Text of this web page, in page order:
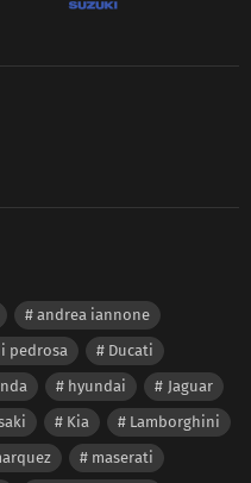
andrea iannone
pedrosa
Ducati
hyundai
Jaguar
Kia
Lamborghini
maserati